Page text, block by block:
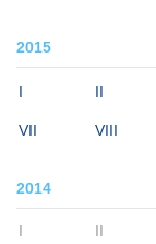
2015
I II
VII VIII
2014
I II